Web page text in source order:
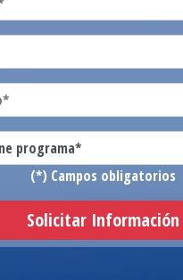
(*) Campos obligatorios
Solicitar Información